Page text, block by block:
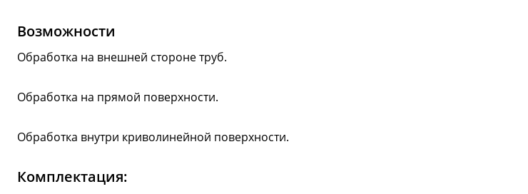
Возможности
Обработка на внешней стороне труб.
Обработка на прямой поверхности.
Обработка внутри криволинейной поверхности.
Комплектация: